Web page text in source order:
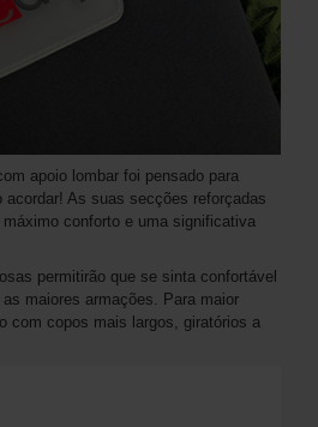
apoio lombar foi pensado para
As suas secções reforçadas
conforto e uma significativa
permitirão que se sinta confortável
maiores armações. Para maior
com copos mais largos, giratórios a